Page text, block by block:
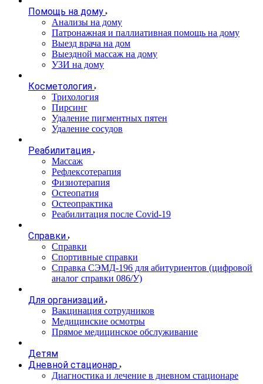
Помощь на дому
Анализы на дому
Патронажная и паллиативная помощь на дому
Выезд врача на дом
Выездной массаж на дому
УЗИ на дому
Косметология
Трихология
Пирсинг
Удаление пигментных пятен
Удаление сосудов
Реабилитация
Массаж
Рефлексотерапия
Физиотерапия
Остеопатия
Остеопрактика
Реабилитация после Covid-19
Справки
Справки
Спортивные справки
Справка СЭМД‑196 для абитуриентов (цифровой
аналог справки 086/У)
Для организаций
Вакцинация сотрудников
Медицинские осмотры
Прямое медицинское обслуживание
Детям
Дневной стационар
Диагностика и лечение в дневном стационаре